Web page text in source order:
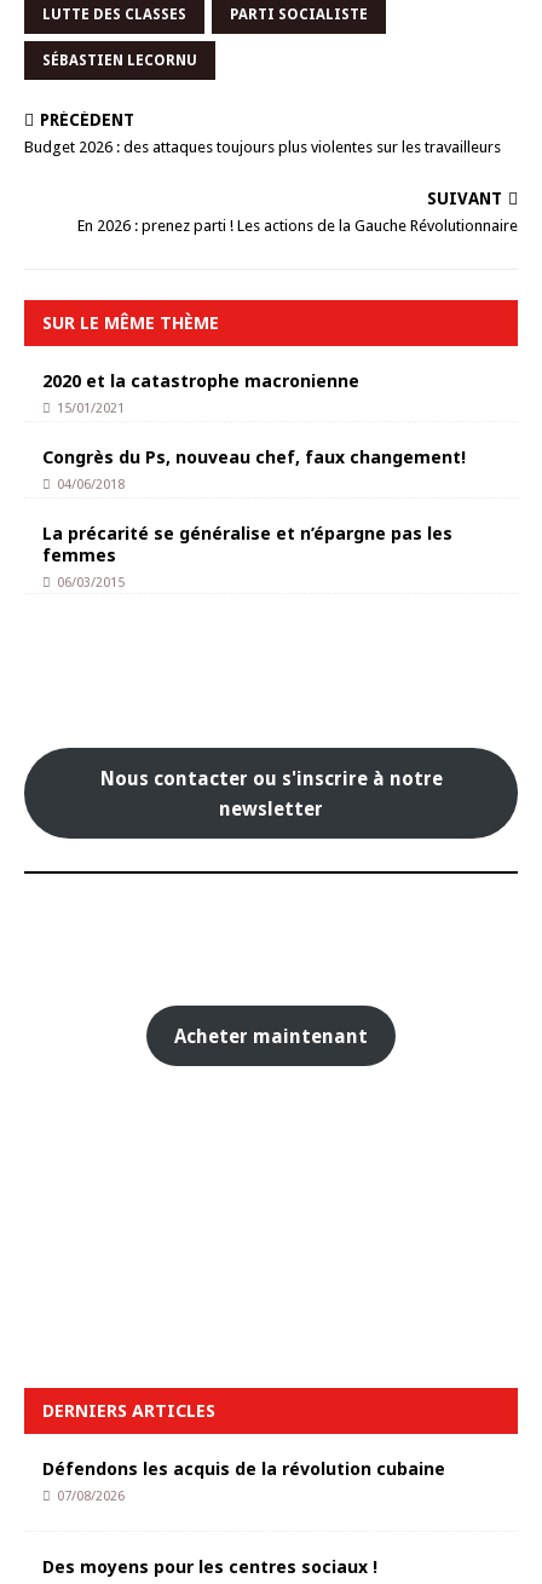
LUTTE DES CLASSES PARTI SOCIALISTE
SÉBASTIEN LECORNU
PRÉCÉDENT
Budget 2026 : des attaques toujours plus violentes sur les travailleurs
SUIVANT
En 2026 : prenez parti ! Les actions de la Gauche Révolutionnaire
SUR LE MÊME THÈME
2020 et la catastrophe macronienne
15/01/2021
Congrès du Ps, nouveau chef, faux changement!
04/06/2018
La précarité se généralise et n’épargne pas les
femmes
06/03/2015
Nous contacter ou s'inscrire à notre
newsletter
Acheter maintenant
DERNIERS ARTICLES
Défendons les acquis de la révolution cubaine
07/08/2026
Des moyens pour les centres sociaux !